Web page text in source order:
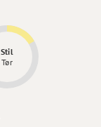
Stil
Tør